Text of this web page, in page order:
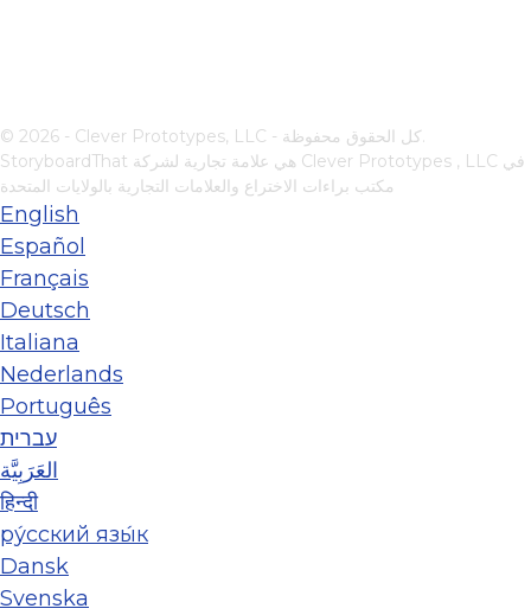
Clever Prototypes , LLC
مكتب براءات الاختراع والعلامات التجارية بالولايات المتحدة
English
Español
Français
Deutsch
Italiana
Nederlands
Português
עברית
العَرَبِيَّة
हिन्दी
ру́сский язы́к
Dansk
Svenska